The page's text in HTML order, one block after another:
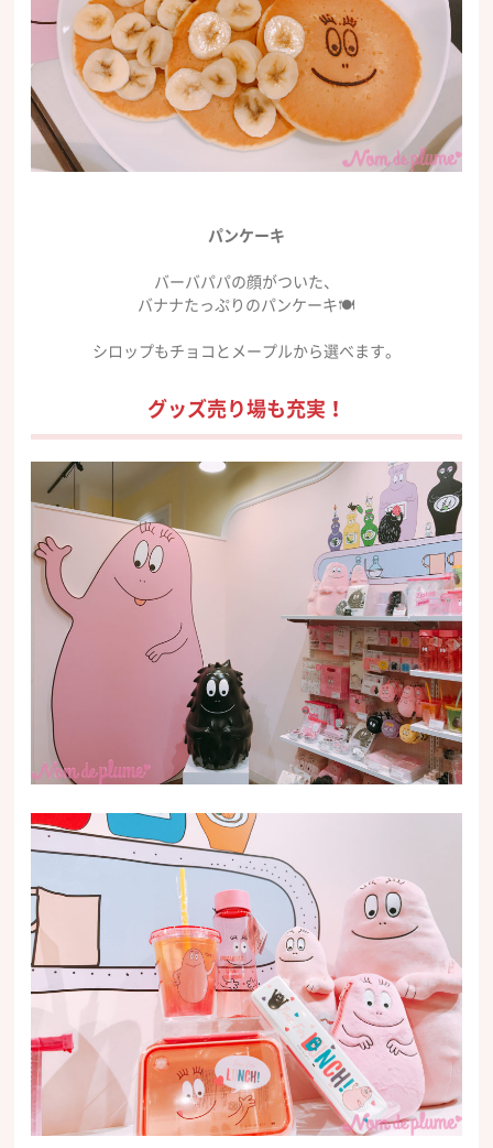
パンケーキ
バーバパパの顔がついた、
バナナたっぷりのパンケーキ🍽
シロップもチョコとメープルから選べます。
グッズ売り場も充実！